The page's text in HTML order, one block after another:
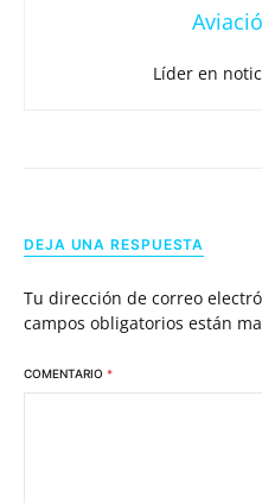
Líder en
DEJA UNA RESPUESTA
Tu dirección de correo
campos obligatorios están
COMENTARIO *